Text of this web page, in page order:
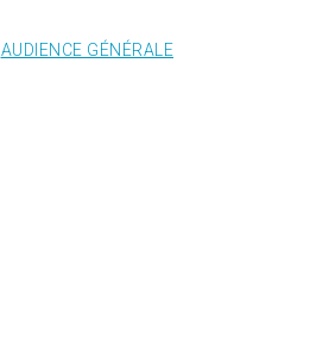
AUDIENCE GÉNÉRALE